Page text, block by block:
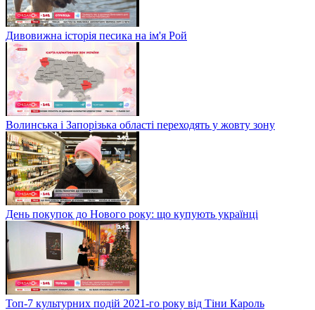
Дивовижна історія песика на ім'я Рой
Волинська і Запорізька області переходять у жовту зону
День покупок до Нового року: що купують українці
Топ-7 культурних подій 2021-го року від Тіни Кароль